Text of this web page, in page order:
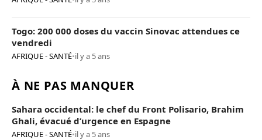
Togo: 200 000 doses du vaccin Sinovac attendues ce
vendredi
AFRIQUE - SANTÉ•il y a 5 ans
À NE PAS MANQUER
Sahara occidental: le chef du Front Polisario, Brahim
Ghali, évacué d’urgence en Espagne
AFRIQUE - SANTÉ•il y a 5 ans